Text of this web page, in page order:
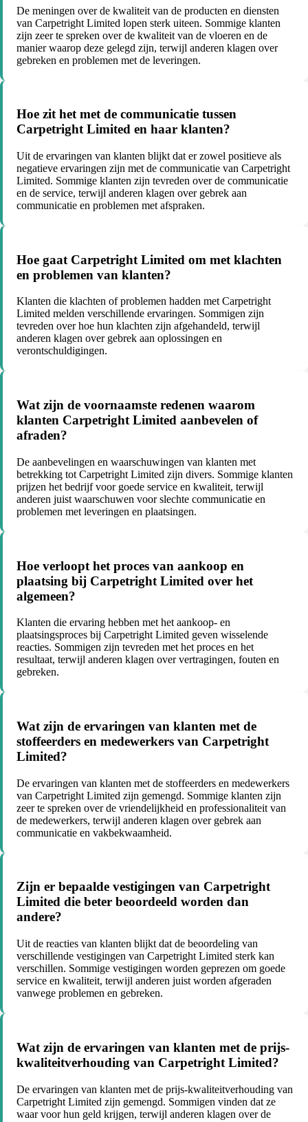
De meningen over de kwaliteit van de producten en diensten
van Carpetright Limited lopen sterk uiteen. Sommige klanten
zijn zeer te spreken over de kwaliteit van de vloeren en de
manier waarop deze gelegd zijn, terwijl anderen klagen over
gebreken en problemen met de leveringen.
Hoe zit het met de communicatie tussen
Carpetright Limited en haar klanten?
Uit de ervaringen van klanten blijkt dat er zowel positieve als
negatieve ervaringen zijn met de communicatie van Carpetright
Limited. Sommige klanten zijn tevreden over de communicatie
en de service, terwijl anderen klagen over gebrek aan
communicatie en problemen met afspraken.
Hoe gaat Carpetright Limited om met klachten
en problemen van klanten?
Klanten die klachten of problemen hadden met Carpetright
Limited melden verschillende ervaringen. Sommigen zijn
tevreden over hoe hun klachten zijn afgehandeld, terwijl
anderen klagen over gebrek aan oplossingen en
verontschuldigingen.
Wat zijn de voornaamste redenen waarom
klanten Carpetright Limited aanbevelen of
afraden?
De aanbevelingen en waarschuwingen van klanten met
betrekking tot Carpetright Limited zijn divers. Sommige klanten
prijzen het bedrijf voor goede service en kwaliteit, terwijl
anderen juist waarschuwen voor slechte communicatie en
problemen met leveringen en plaatsingen.
Hoe verloopt het proces van aankoop en
plaatsing bij Carpetright Limited over het
algemeen?
Klanten die ervaring hebben met het aankoop- en
plaatsingsproces bij Carpetright Limited geven wisselende
reacties. Sommigen zijn tevreden met het proces en het
resultaat, terwijl anderen klagen over vertragingen, fouten en
gebreken.
Wat zijn de ervaringen van klanten met de
stoffeerders en medewerkers van Carpetright
Limited?
De ervaringen van klanten met de stoffeerders en medewerkers
van Carpetright Limited zijn gemengd. Sommige klanten zijn
zeer te spreken over de vriendelijkheid en professionaliteit van
de medewerkers, terwijl anderen klagen over gebrek aan
communicatie en vakbekwaamheid.
Zijn er bepaalde vestigingen van Carpetright
Limited die beter beoordeeld worden dan
andere?
Uit de reacties van klanten blijkt dat de beoordeling van
verschillende vestigingen van Carpetright Limited sterk kan
verschillen. Sommige vestigingen worden geprezen om goede
service en kwaliteit, terwijl anderen juist worden afgeraden
vanwege problemen en gebreken.
Wat zijn de ervaringen van klanten met de prijs-
kwaliteitverhouding van Carpetright Limited?
De ervaringen van klanten met de prijs-kwaliteitverhouding van
Carpetright Limited zijn gemengd. Sommigen vinden dat ze
waar voor hun geld krijgen, terwijl anderen klagen over de